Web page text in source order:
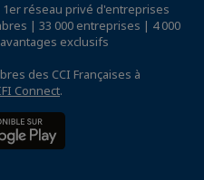
réseau privé d'entreprises
| 33 000 entreprises | 4 000
exclusifs
des CCI Françaises à
Connect.